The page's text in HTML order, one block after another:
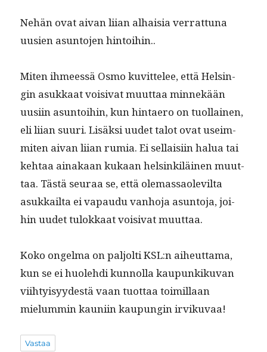
Nehän ovat aivan liian alhaisia ver­rat­tuna
uusien asun­to­jen hintoihin..
Miten ihmeessä Osmo kuvit­telee, että Helsin­
gin asukkaat voisi­vat muut­taa min­nekään
uusi­in asun­toi­hin, kun hin­taero on tuol­lainen,
eli liian suuri. Lisäk­si uudet talot ovat useim­
miten aivan liian rumia. Ei sel­l­aisi­in halua tai
kehtaa ainakaan kukaan helsinkiläi­nen muut­
taa. Tästä seu­raa se, että ole­mas­saolevil­ta
asukkail­ta ei vapaudu van­ho­ja asun­to­ja, joi­
hin uudet tulokkaat voisi­vat muuttaa.
Koko ongel­ma on paljolti KSL:n aiheut­ta­ma,
kun se ei huole­h­di kun­nol­la kaupunkiku­van
viihty­isyy­destä vaan tuot­taa toimil­laan
mielum­min kau­ni­in kaupun­gin irvikuvaa!
Vastaa